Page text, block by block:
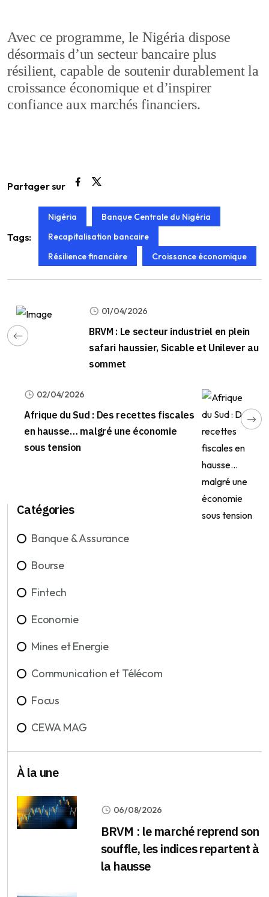
Avec ce programme, le Nigéria dispose
désormais d’un secteur bancaire plus
résilient, capable de soutenir durablement la
croissance économique et d’inspirer
confiance aux marchés financiers.
Partager sur
Tags:
Nigéria
Banque Centrale du Nigéria
Recapitalisation bancaire
Résilience financière
Croissance économique
01/04/2026
BRVM : Le secteur industriel en plein
safari haussier, Sicable et Unilever au
sommet
02/04/2026
Afrique du Sud : Des recettes fiscales
en hausse… malgré une économie
sous tension
Catégories
Banque & Assurance
Bourse
Fintech
Economie
Mines et Energie
Communication et Télécom
Focus
CEWA MAG
À la une
06/08/2026
BRVM : le marché reprend son
souffle, les indices repartent à
la hausse